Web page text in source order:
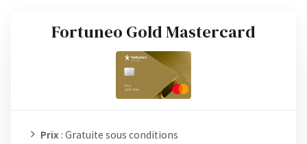
Fortuneo Gold Mastercard
Prix : Gratuite sous conditions